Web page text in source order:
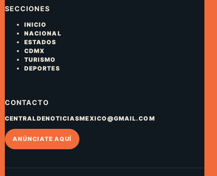
SECCIONES
INICIO
NACIONAL
ESTADOS
CDMX
TURISMO
DEPORTES
CONTACTO
CENTRALDENOTICIASMEXICO@GMAIL.COM
ANÚNCIATE AQUÍ